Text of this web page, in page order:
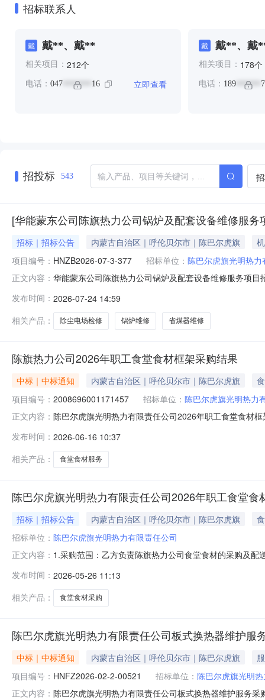
招标联系人
戴 戴**、戴**
相关项目： 212个
电话： 047 ******* 16 立即查看
戴 戴**、戴
相关项目： 178个
电话： 189******
招投标 543
[华能蒙东公司陈旗热力公司锅炉及配套设备维修服务
招标｜招标公告 内蒙古自治区｜呼伦贝尔市｜陈巴尔虎旗
项目编号： HNZB2026-07-3-377 招标单位： 陈巴尔虎旗光明热
正文内容： 华能蒙东公司陈旗热力公司锅炉及配套设备维修服务项
与招标范围2.1建设地点:内蒙古自治区,呼伦贝尔市2.2规
发布时间： 2026-07-24 14:59
相关产品：
除尘电场检修 锅炉维修 省煤器维修
陈旗热力公司2026年职工食堂食材框架采购结果
中标｜中标通知 内蒙古自治区｜呼伦贝尔市｜陈巴尔虎旗
项目编号： 2008696001171457 招标单位： 陈巴尔虎旗光明热力
正文内容： 陈巴尔虎旗光明热力有限责任公司2026年职工食堂食材
应商营业执照、税务登记证、开户银行公对公转账账户等
发布时间： 2026-06-16 10:37
相关产品：
食堂食材服务
陈巴尔虎旗光明热力有限责任公司2026年职工食堂食
招标｜招标公告 内蒙古自治区｜呼伦贝尔市｜陈巴尔虎旗
招标单位： 陈巴尔虎旗光明热力有限责任公司
正文内容： 1.采购范围：乙方负责陈旗热力公司食堂食材的采购及
的视为放弃投标资格。4.本次公开招标采购响应文件递
153348075
发布时间： 2026-05-26 11:13
相关产品：
食堂食材采购
陈巴尔虎旗光明热力有限责任公司板式换热器维护服
中标｜中标通知 内蒙古自治区｜呼伦贝尔市｜陈巴尔虎旗
项目编号： HNFZ2026-02-2-00521 招标单位： 陈巴尔虎旗光明
正文内容： 陈巴尔虎旗光明热力有限责任公司板式换热器维护服务